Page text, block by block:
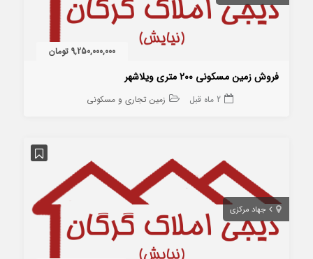
9,250,000,000 تومان
فروش زمین مسکونی ۲۰۰ متری ویلاشهر
2 ماه قبل زمین تجاری و مسکونی
جهاد مرکزی